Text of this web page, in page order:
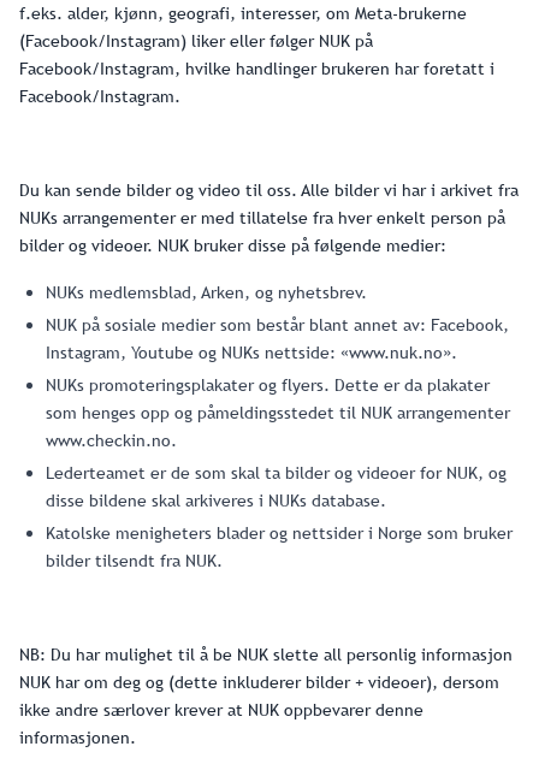
f.eks. alder, kjønn, geografi, interesser, om Meta-brukerne
(Facebook/Instagram) liker eller følger NUK på
Facebook/Instagram, hvilke handlinger brukeren har foretatt i
Facebook/Instagram.
Du kan sende bilder og video til oss. Alle bilder vi har i arkivet fra
NUKs arrangementer er med tillatelse fra hver enkelt person på
bilder og videoer. NUK bruker disse på følgende medier:
NUKs medlemsblad, Arken, og nyhetsbrev.
NUK på sosiale medier som består blant annet av: Facebook,
Instagram, Youtube og NUKs nettside: «www.nuk.no».
NUKs promoteringsplakater og flyers. Dette er da plakater
som henges opp og påmeldingsstedet til NUK arrangementer
www.checkin.no.
Lederteamet er de som skal ta bilder og videoer for NUK, og
disse bildene skal arkiveres i NUKs database.
Katolske menigheters blader og nettsider i Norge som bruker
bilder tilsendt fra NUK.
NB: Du har mulighet til å be NUK slette all personlig informasjon
NUK har om deg og (dette inkluderer bilder + videoer), dersom
ikke andre særlover krever at NUK oppbevarer denne
informasjonen.